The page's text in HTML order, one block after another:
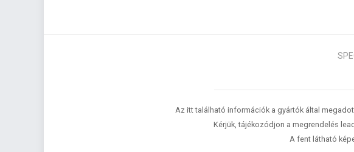
Az itt található információk a gyártók által
Kérjük, tájékozódjon a megrendelés
A fent látható